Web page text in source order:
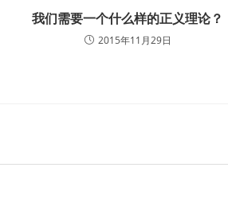
我们需要一个什么样的正义理论？
2015年11月29日